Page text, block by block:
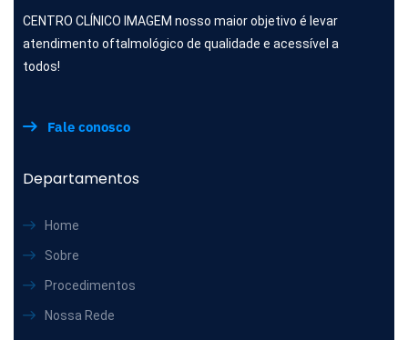
CENTRO CLÍNICO IMAGEM nosso maior objetivo é levar
atendimento oftalmológico de qualidade e acessível a
todos!
Fale conosco
Departamentos
Home
Sobre
Procedimentos
Nossa Rede